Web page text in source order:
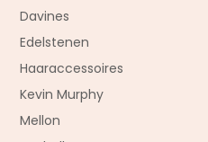
Davines
Edelstenen
Haaraccessoires
Kevin Murphy
Mellon